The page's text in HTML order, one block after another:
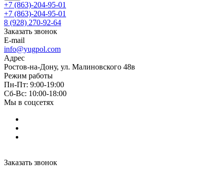
+7 (863)-204-95-01
+7 (863)-204-95-01
8 (928) 270-92-64
Заказать звонок
E-mail
info@yugpol.com
Адрес
Ростов-на-Дону, ул. Малиновского 48в
Режим работы
Пн-Пт: 9:00-19:00
Cб-Вс: 10:00-18:00
Мы в соцсетях
Заказать звонок